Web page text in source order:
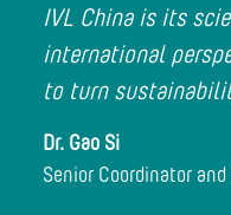
IVL China is its
international
to turn
Dr. Gao Si
Senior Coordinator